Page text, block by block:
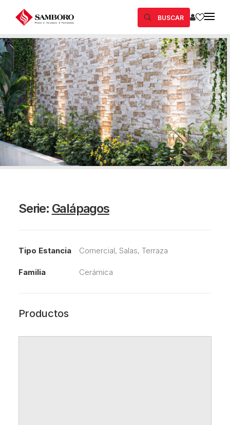
BUSCAR
Serie: Galápagos
Tipo Estancia Comercial, Salas, Terraza
Familia Cerámica
Productos